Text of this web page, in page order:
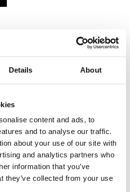
Details About
content and ads, to
and to analyse our traffic.
about your use of our site with
and analytics partners who
information that you’ve
they’ve collected from your use
Gozzoli
AL 30 SETTEMBRE